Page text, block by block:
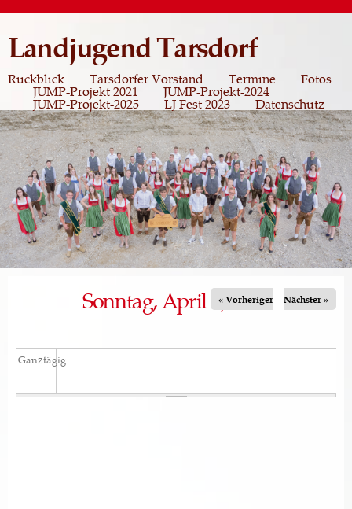
Direkt
Inhalt
Landjugend Tarsdorf
Rückblick Tarsdorfer Vorstand Termine Fotos
JUMP-Projekt 2021 JUMP-Projekt-2024
JUMP-Projekt-2025 LJ Fest 2023 Datenschutz
Sonntag, April 5, 2026
« Vorheriger Nächster »
Ganztägig